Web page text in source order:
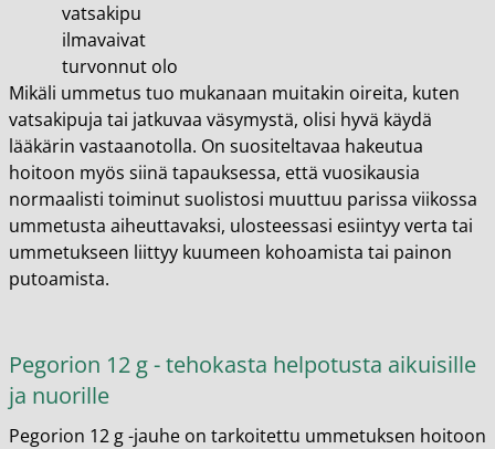
vatsakipu
ilmavaivat
turvonnut olo
Mikäli ummetus tuo mukanaan muitakin oireita, kuten
vatsakipuja tai jatkuvaa väsymystä, olisi hyvä käydä
lääkärin vastaanotolla. On suositeltavaa hakeutua
hoitoon myös siinä tapauksessa, että vuosikausia
normaalisti toiminut suolistosi muuttuu parissa viikossa
ummetusta aiheuttavaksi, ulosteessasi esiintyy verta tai
ummetukseen liittyy kuumeen kohoamista tai painon
putoamista.
Pegorion 12 g - tehokasta helpotusta aikuisille
ja nuorille
Pegorion 12 g -jauhe on tarkoitettu ummetuksen hoitoon